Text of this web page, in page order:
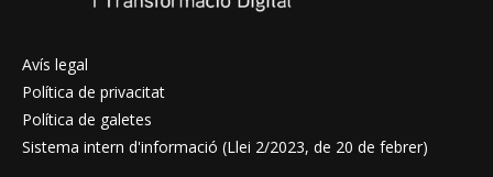
Avís legal
Política de privacitat
Política de galetes
Sistema intern d'informació (Llei 2/2023, de 20 de febrer)